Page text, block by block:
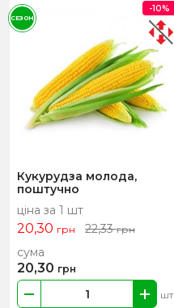
Кукурудза молода,
поштучно
ціна за 1 шт
20,30 грн 22,33грн
шт
сума
20,30 грн
-10%
СЕЗОН